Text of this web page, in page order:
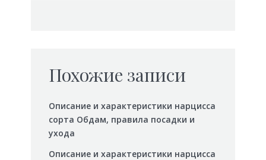
Похожие записи
Описание и характеристики нарцисса
сорта Обдам, правила посадки и
ухода
Описание и характеристики нарцисса